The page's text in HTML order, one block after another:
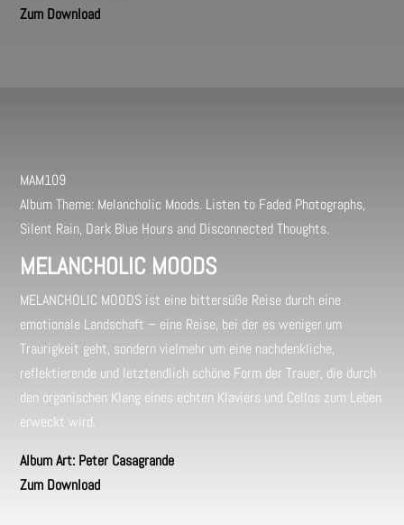
Zum Download
MAM109
Album Theme: Melancholic Moods. Listen to Faded Photographs,
Silent Rain, Dark Blue Hours and Disconnected Thoughts.
MELANCHOLIC MOODS
MELANCHOLIC MOODS ist eine bittersüße Reise durch eine
emotionale Landschaft – eine Reise, bei der es weniger um
Traurigkeit geht, sondern vielmehr um eine nachdenkliche,
reflektierende und letztendlich schöne Form der Trauer, die durch
den organischen Klang eines echten Klaviers und Cellos zum Leben
erweckt wird.
Album Art: Peter Casagrande
Zum Download